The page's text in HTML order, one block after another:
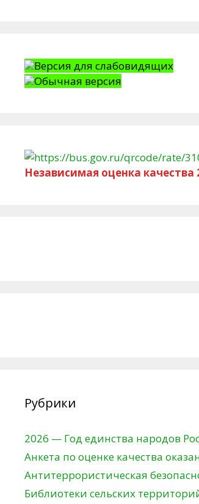
Версия для слабовидящих
Обычная версия
Независимая оценка качества
Рубрики
2026 — Год единства народов
Анкета по оценке качества
Антитеррористическая
Библиотеки сельских